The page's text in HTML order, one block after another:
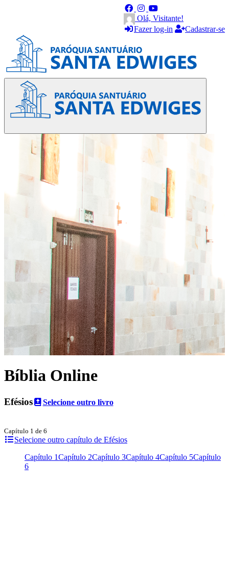
Olá, Visitante!
Fazer log-in
Cadastrar-se
Bíblia Online
Efésios Selecione outro livro
Capítulo 1 de 6
Selecione outro capítulo de Efésios
Capítulo 1Capítulo 2Capítulo 3Capítulo 4Capítulo 5Capítulo
6